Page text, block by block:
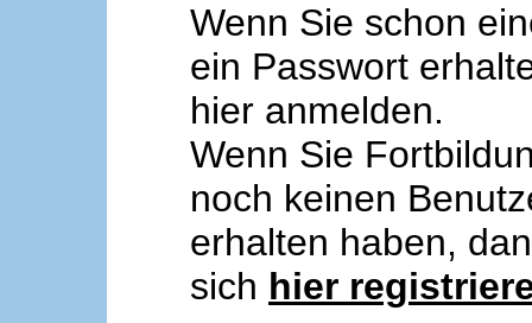
Wenn Sie schon
ein Passwort
hier anmelden.
Wenn Sie
noch keinen
erhalten haben,
sich hier